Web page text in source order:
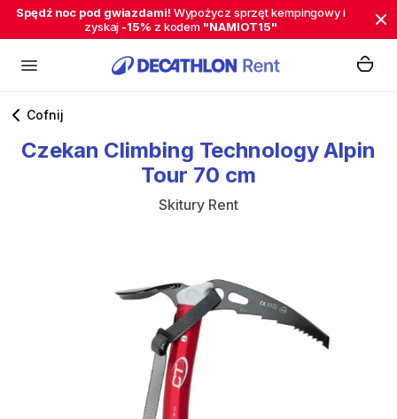
Spędź noc pod gwiazdami! Wypożycz sprzęt kempingowy i
zyskaj -15% z kodem "NAMIOT15"
Cofnij
Czekan Climbing Technology Alpin
Tour 70 cm
Skitury Rent